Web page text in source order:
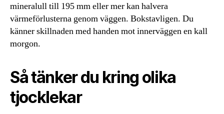
mineralull till 195 mm eller mer kan halvera
värmeförlusterna genom väggen. Bokstavligen. Du
känner skillnaden med handen mot innerväggen en kall
morgon.
Så tänker du kring olika
tjocklekar